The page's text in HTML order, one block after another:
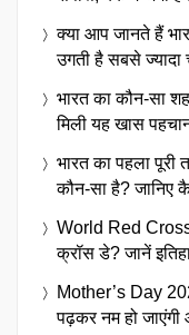
क्या आप जानते हैं
उगती है सबसे ज्यादा
भारत का कौन-सा
मिली यह खास
भारत का पहला पूरी
कौन-सा है? जानिए
World Red Cross
क्रॉस डे? जानें
Mother’s Day
पढ़कर नम हो